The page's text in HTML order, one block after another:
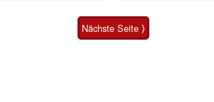
Smartphone im Test
Nächste Seite ⟩